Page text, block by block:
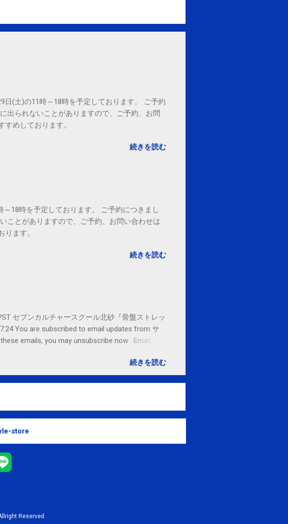
(土)の11時～18時を予定しております。 ご予約
出られないことがありますので、ご予約、お問
すめしております。
続きを読む
18時を予定しております。 ご予約につきまし
ことがありますので、ご予約、お問い合わせは
ります。
続きを読む
セブンカルチャースクール北砂『骨盤ストレッ
You are subscribed to email updates from サ
emails, you may unsubscribe now . Email
続きを読む
store
Reserved.